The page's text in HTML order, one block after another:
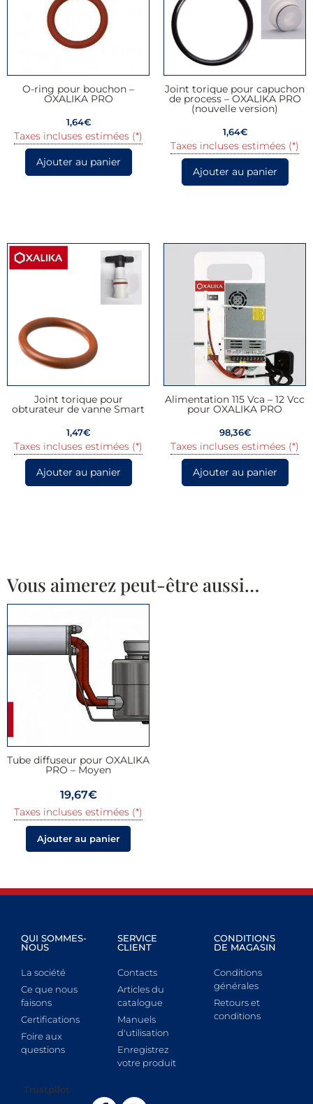
O-ring pour bouchon –
OXALIKA PRO
1,64€
Taxes incluses estimées (*)
Ajouter au panier
Joint torique pour capuchon
de process – OXALIKA PRO
(nouvelle version)
1,64€
Taxes incluses estimées (*)
Ajouter au panier
Joint torique pour
obturateur de vanne Smart
1,47€
Taxes incluses estimées (*)
Ajouter au panier
Alimentation 115 Vca – 12 Vcc
pour OXALIKA PRO
98,36€
Taxes incluses estimées (*)
Ajouter au panier
Vous aimerez peut-être aussi…
Tube diffuseur pour OXALIKA
PRO – Moyen
19,67€
Taxes incluses estimées (*)
Ajouter au panier
QUI SOMMES-
NOUS
La société
Ce que nous
faisons
Certifications
Foire aux
questions
SERVICE
CLIENT
Contacts
Articles du
catalogue
Manuels
d'utilisation
Enregistrez
votre produit
CONDITIONS
DE MAGASIN
Conditions
générales
Retours et
conditions
Trustpilot